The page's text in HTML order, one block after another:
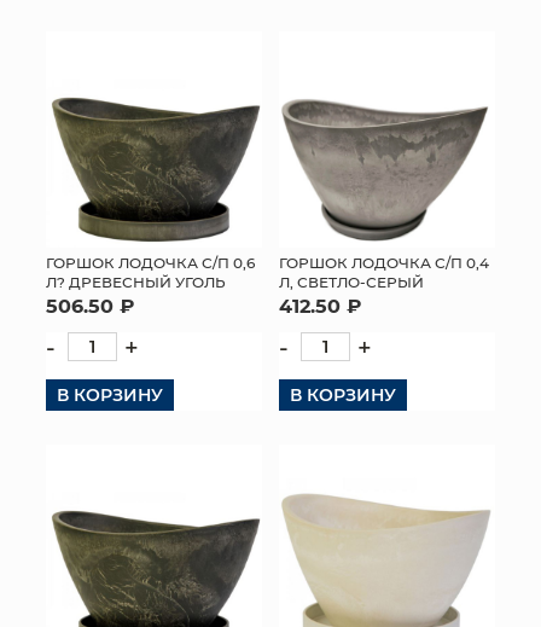
ГОРШОК ЛОДОЧКА С/П 0,6
Л? ДРЕВЕСНЫЙ УГОЛЬ
506.50 ₽
- +
В КОРЗИНУ
ГОРШОК ЛОДОЧКА С/П 0,4
Л, СВЕТЛО-СЕРЫЙ
412.50 ₽
- +
В КОРЗИНУ